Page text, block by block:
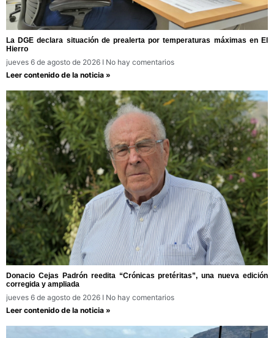
La DGE declara situación de prealerta por temperaturas máximas en El
Hierro
jueves 6 de agosto de 2026
No hay comentarios
Leer contenido de la noticia »
Donacio Cejas Padrón reedita “Crónicas pretéritas”, una nueva edición
corregida y ampliada
jueves 6 de agosto de 2026
No hay comentarios
Leer contenido de la noticia »